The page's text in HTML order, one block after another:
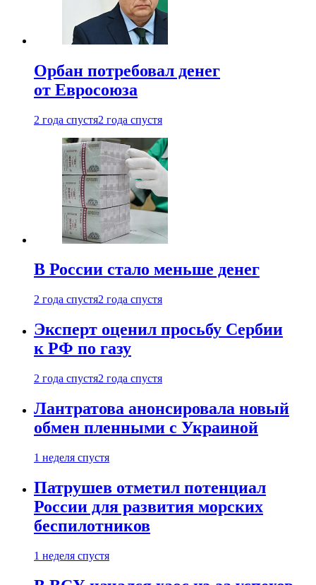
Орбан потребовал денег
от Евросоюза
2 года спустя2 года спустя
В России стало меньше денег
2 года спустя2 года спустя
Эксперт оценил просьбу Сербии
к РФ по газу
2 года спустя2 года спустя
Лантратова анонсировала новый
обмен пленными с Украиной
1 неделя спустя
Патрушев отметил потенциал
России для развития морских
беспилотников
1 неделя спустя